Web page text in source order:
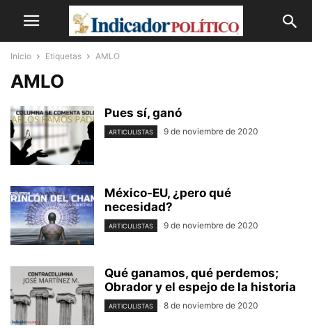
Inicio Etiquetas AMLO
AMLO
Pues sí, ganó
ARTICULISTAS 9 de noviembre de 2020
México-EU, ¿pero qué
necesidad?
ARTICULISTAS 9 de noviembre de 2020
Qué ganamos, qué perdemos;
Obrador y el espejo de la historia
ARTICULISTAS 8 de noviembre de 2020